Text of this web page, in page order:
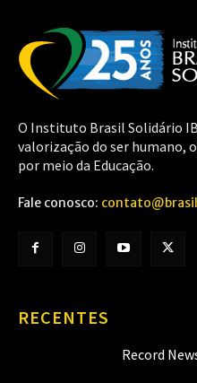
O Instituto Brasil Solidário
valorização do ser humano,
por meio da Educação.
Fale conosco:
RECENTES
Record